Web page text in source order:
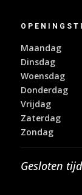
Maandag
Dinsdag
Woensdag
Donderdag
Vrijdag
Zaterdag
Zondag
Gesloten